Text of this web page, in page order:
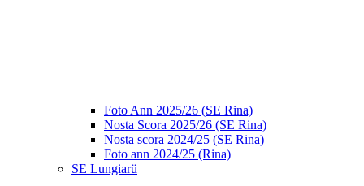
Foto Ann 2025/26 (SE Rina)
Nosta Scora 2025/26 (SE Rina)
Nosta scora 2024/25 (SE Rina)
Foto ann 2024/25 (Rina)
SE Lungiarü